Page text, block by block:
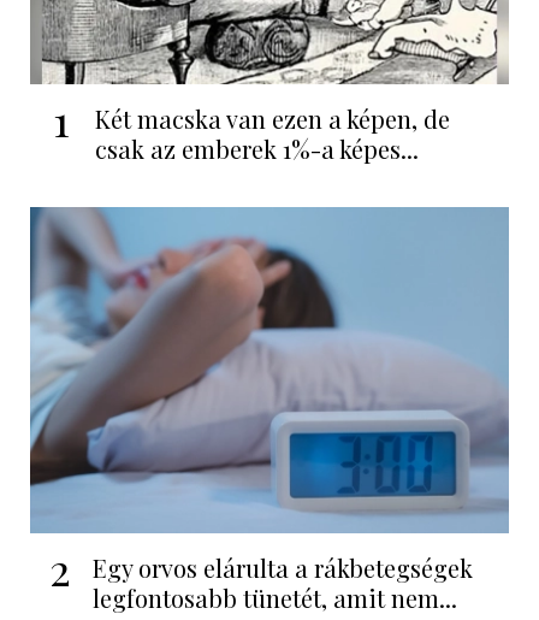
1
Két macska van ezen a képen, de
csak az emberek 1%-a képes...
2
Egy orvos elárulta a rákbetegségek
legfontosabb tünetét, amit nem...